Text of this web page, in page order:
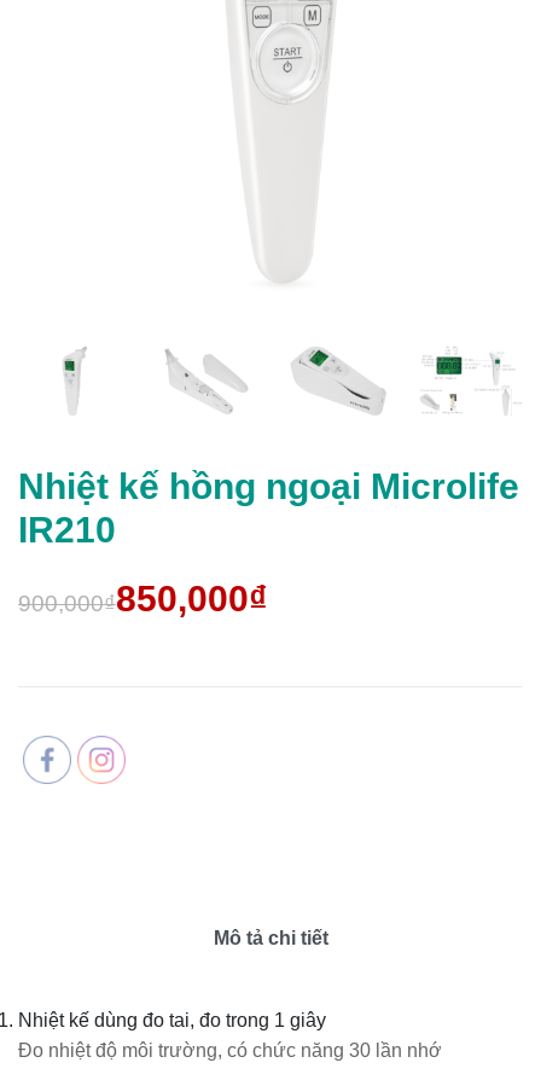
Nhiệt kế hồng ngoại Microlife
IR210
900,000₫850,000₫
Mô tả chi tiết
Nhiệt kế dùng đo tai, đo trong 1 giây
Đo nhiệt độ môi trường, có chức năng 30 lần nhớ